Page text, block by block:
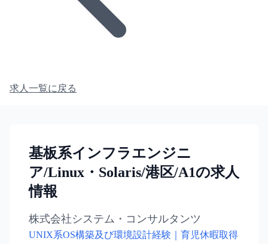
求人一覧に戻る
基板系インフラエンジニ
ア/Linux・Solaris/港区/A1の求人
情報
株式会社システム・コンサルタンツ
UNIX系OS構築及び環境設計経験｜育児休暇取得